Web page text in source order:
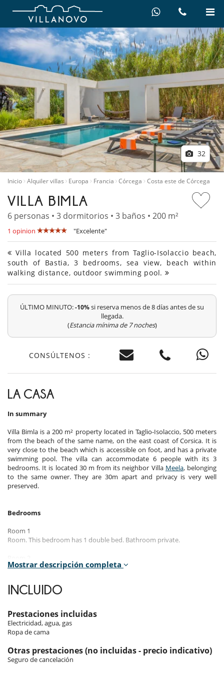
32
Inicio Alquiler villas Europa Francia Córcega Costa este de Córcega
VILLA BIMLA
6 personas • 3 dormitorios • 3 baños • 200 m²
1 opinion "Excelente"
Villa located 500 meters from Taglio-Isolaccio beach,
south of Bastia, 3 bedrooms, sea view, beach within
walking distance, outdoor swimming pool.
ÚLTIMO MINUTO:-10%si reserva menos de 8 días antes de su
llegada.
(Estancia mínima de 7 noches)
CONSÚLTENOS :
LA CASA
In summary
Villa Bimla is a 200 m² property located in Taglio-Isolaccio, 500 meters
from the beach of the same name, on the east coast of Corsica. It is
very close to the beach which is accessible on foot, and has a private
swimming pool. The villa can accommodate 6 people with its 3
bedrooms. It is located 30 m from its neighbor Villa Meela, belonging
to the same owner. They are 30m apart and privacy is very well
preserved.
Bedrooms
Room 1
Room. This bedroom has 1 double bed. Bathroom private.
Room. This bedroom has 1 double bed. Bathroom private.
Room 3
Room. This bedroom has 1 double bed. Bathroom private.
Indoors
This air-conditioned villa offers 3 bedrooms with double beds and
private bathrooms. The living room with a flat-screen TV is upstairs
and opens onto the terrace, from which you can admire the sea view.
The kitchen is fully equipped and at your disposal.
Mostrar descripción completa
INCLUIDO
Prestaciones incluidas
Electricidad, agua, gas
Ropa de cama
Otras prestaciones (no incluidas - precio indicativo)
Seguro de cancelación